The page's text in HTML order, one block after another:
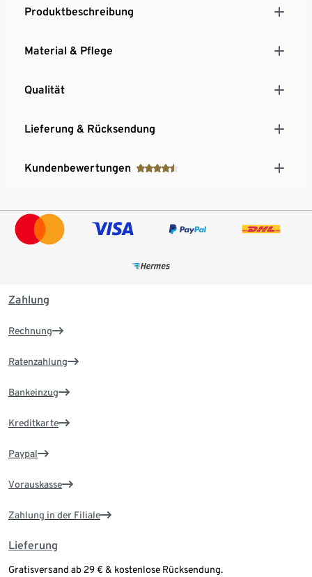
Produktbeschreibung
Material & Pflege
Qualität
Lieferung & Rücksendung
Kundenbewertungen
Zahlung
Rechnung
Ratenzahlung
Bankeinzug
Kreditkarte
Paypal
Vorauskasse
Zahlung in der Filiale
Lieferung
Gratisversand ab 29 € & kostenlose Rücksendung.